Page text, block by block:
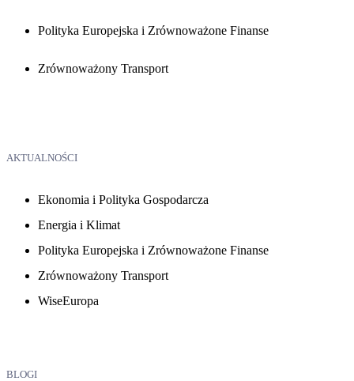
Polityka Europejska i Zrównoważone Finanse
Zrównoważony Transport
AKTUALNOŚCI
Ekonomia i Polityka Gospodarcza
Energia i Klimat
Polityka Europejska i Zrównoważone Finanse
Zrównoważony Transport
WiseEuropa
BLOGI